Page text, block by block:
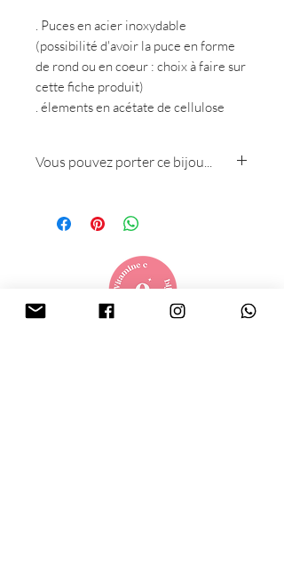
. Puces en acier inoxydable
(possibilité d'avoir la puce en forme
de rond ou en coeur : choix à faire sur
cette fiche produit)
. élements en acétate de cellulose
Vous pouvez porter ce bijou...
Légèreté garantie ;)